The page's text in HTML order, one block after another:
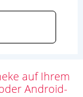
auf Ihrem
Android-